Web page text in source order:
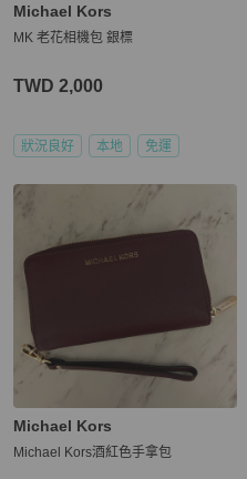
Michael Kors
MK 老花相機包 銀標
TWD 2,000
狀況良好 本地 免運
Michael Kors
Michael Kors酒紅色手拿包